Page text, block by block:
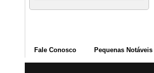
Fale Conosco Pequenas Notáveis